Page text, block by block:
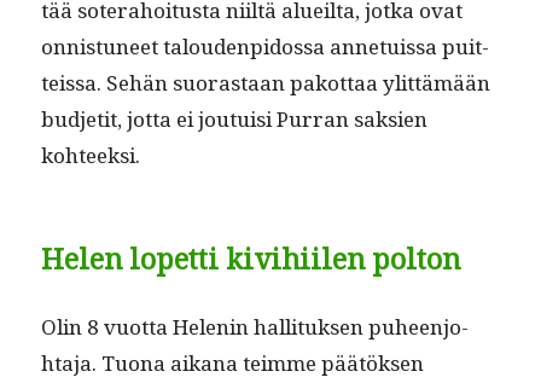
tää soter­a­hoi­tus­ta niiltä alueil­ta, jot­ka ovat
onnis­tuneet talouden­pidos­sa anne­tuis­sa puit­
teis­sa. Sehän suo­ras­taan pakot­taa ylit­tämään
bud­jetit, jot­ta ei jou­tu­isi Purran sak­sien
kohteeksi.
Helen lopetti kivihiilen polton
Olin 8 vuot­ta Helenin hal­li­tuk­sen puheen­jo­
hta­ja. Tuona aikana teimme päätök­sen